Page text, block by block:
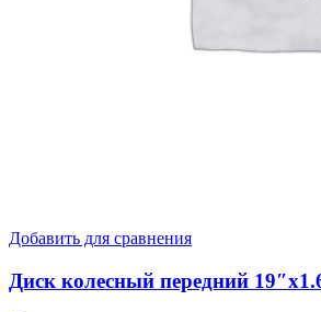
Добавить для сравнения
Диск колесный передний